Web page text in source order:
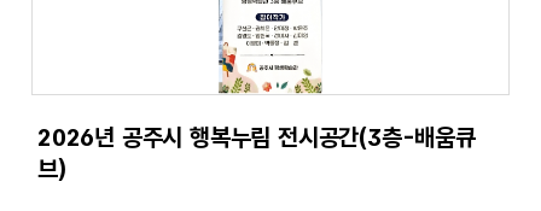
2026년 공주시 행복누림 전시공간(3층-배움큐
브)